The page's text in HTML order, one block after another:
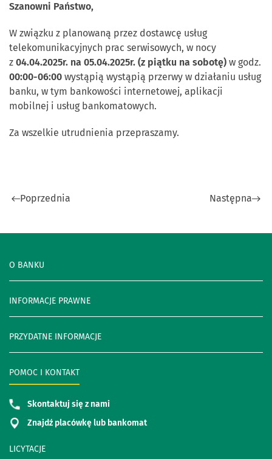
Szanowni Państwo,
W związku z planowaną przez dostawcę usług
telekomunikacyjnych prac serwisowych, w nocy
z 04.04.2025r. na 05.04.2025r. (z piątku na sobotę) w godz.
00:00-06:00 wystąpią wystąpią przerwy w działaniu usług
banku, w tym bankowości internetowej, aplikacji
mobilnej i usług bankomatowych.
Za wszelkie utrudnienia przepraszamy.
Poprzednia Następna
O BANKU
INFORMACJE PRAWNE
PRZYDATNE INFORMACJE
POMOC I KONTAKT
Skontaktuj się z nami
Znajdź placówkę lub bankomat
LICYTACJE